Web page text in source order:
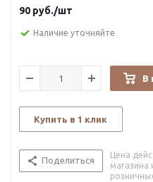
90 руб./шт
Наличие уточняйте
В
Купить в 1 клик
Поделиться
Цена
магазина